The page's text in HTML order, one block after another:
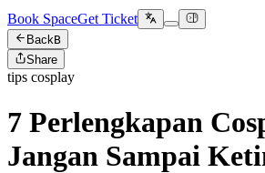
Book SpaceGet Ticket
BackB
Share
tips cosplay
7 Perlengkapan
Jangan Sampai